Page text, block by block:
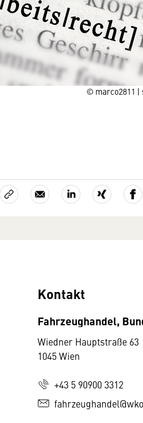
© marco2811 |
Kontakt
Fahrzeughandel,
Wiedner Hauptstraße 63
1045 Wien
+43 5 90900 3312